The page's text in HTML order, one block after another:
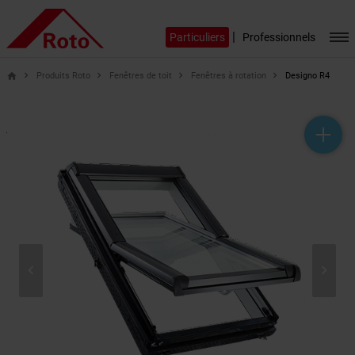
Particuliers | Professionnels
help_outline
headset_mic
mail_outline
home Produits Roto Fenêtres de toit Fenêtres à rotation Designo R4